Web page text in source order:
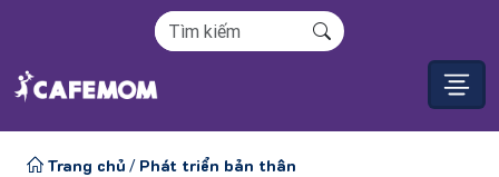
Trang chủ / Phát triển bản thân